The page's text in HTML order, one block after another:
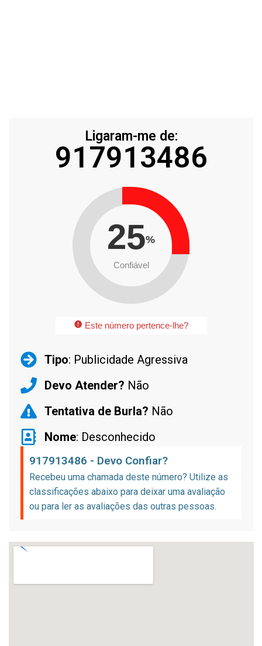
Ligaram-me de:
917913486
25%
Confiável
Este número pertence-lhe?
Tipo: Publicidade Agressiva
Devo Atender? Não
Tentativa de Burla? Não
Nome: Desconhecido
917913486 - Devo Confiar?
Recebeu uma chamada deste número? Utilize as
classificações abaixo para deixar uma avaliação
ou para ler as avaliações das outras pessoas.